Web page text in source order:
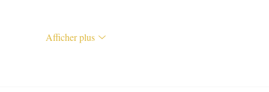
Afficher plus